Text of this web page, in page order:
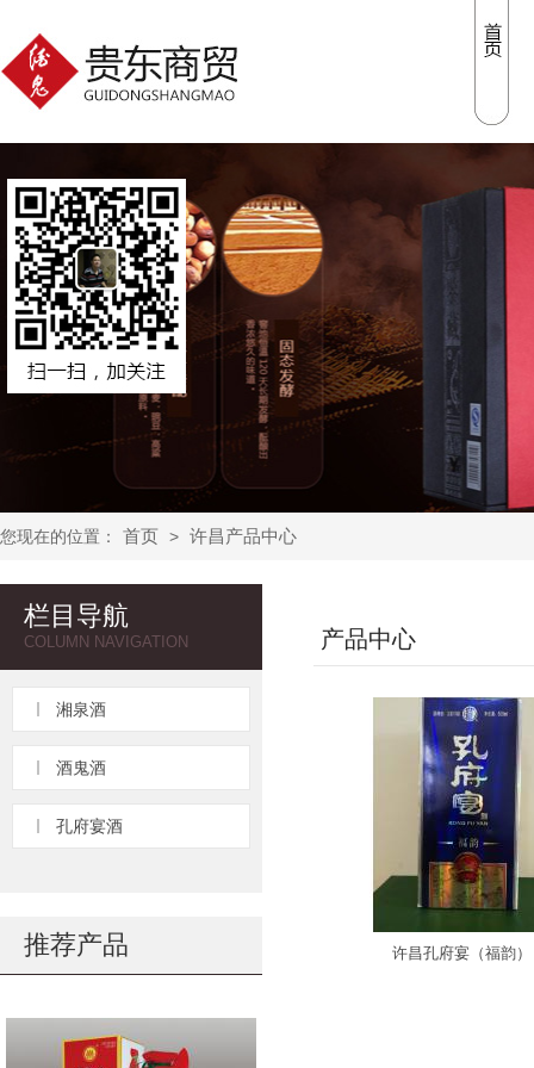
您现在的位置： 首页 > 许昌产品中心
栏目导航
COLUMN NAVIGATION
湘泉酒
酒鬼酒
孔府宴酒
推荐产品
产品中心
许昌孔府宴（福韵）